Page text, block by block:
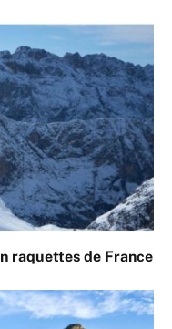
raquettes de France